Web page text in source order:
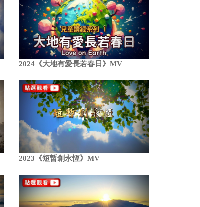
2024《大地有愛長若春日》MV
2023《短暫創永恆》MV